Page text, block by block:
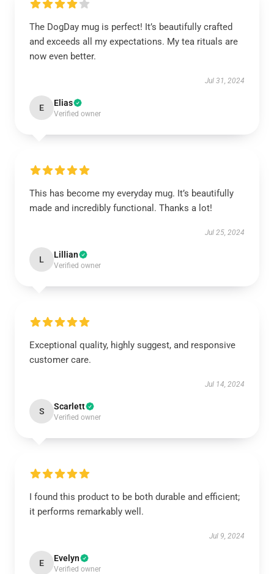
The DogDay mug is perfect! It’s beautifully crafted
and exceeds all my expectations. My tea rituals are
now even better.
Jul 31, 2024
E Elias
Verified owner
This has become my everyday mug. It’s beautifully
made and incredibly functional. Thanks a lot!
Jul 25, 2024
L Lillian
Verified owner
Exceptional quality, highly suggest, and responsive
customer care.
Jul 14, 2024
S Scarlett
Verified owner
I found this product to be both durable and efficient;
it performs remarkably well.
Jul 9, 2024
E Evelyn
Verified owner